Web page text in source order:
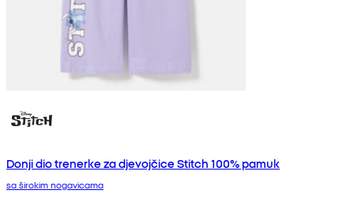
Donji dio trenerke za djevojčice Stitch 100% pamuk
sa širokim nogavicama